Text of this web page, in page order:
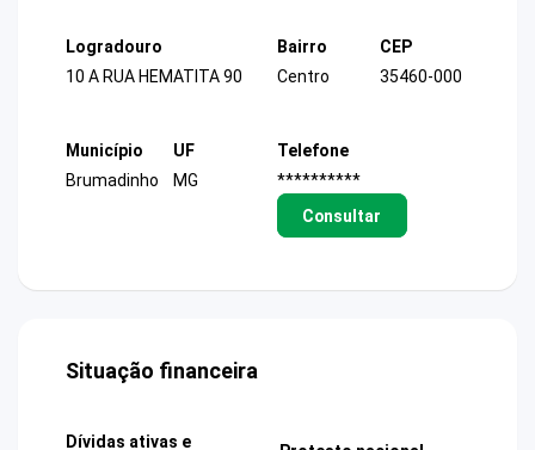
Logradouro
10 A RUA HEMATITA 90
Bairro
Centro
CEP
35460-000
Município
Brumadinho
UF
MG
Telefone
**********
Consultar
Situação financeira
Dívidas ativas e